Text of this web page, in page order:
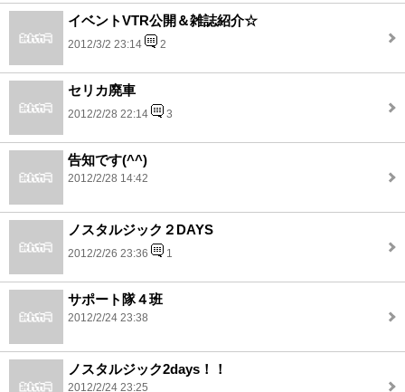
イベントVTR公開＆雑誌紹介☆
2012/3/2 23:14 2
セリカ廃車
2012/2/28 22:14 3
告知です(^^)
2012/2/28 14:42
ノスタルジック２DAYS
2012/2/26 23:36 1
サポート隊４班
2012/2/24 23:38
ノスタルジック2days！！
2012/2/24 23:25